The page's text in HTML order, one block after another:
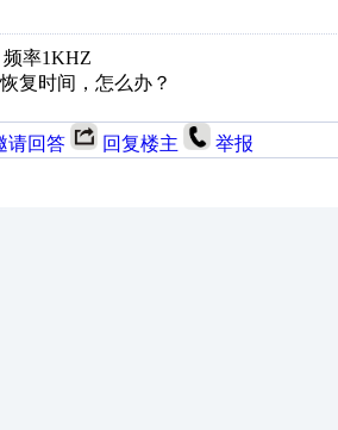
率1KHZ
复时间，怎么办？
请回答 回复楼主 举报